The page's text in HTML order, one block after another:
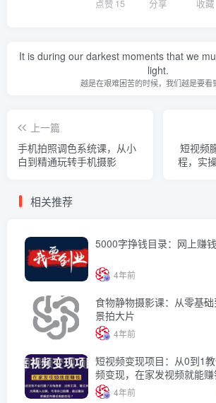
点赞 15 分享 收藏
It is during our darkest moments that we
light.
越是在艰难困苦的时候，我们越是要看
上一篇
手机拍照调色系统课，从小
白到精通玩转手机摄影
短视频
程，实
相关推荐
5000字挣钱目录：网上赚
4年前
食物静物摄影课：从零基
景拍大片
4年前
短视频变现项目：从0到1
频变现，在家发视频就能
4年前